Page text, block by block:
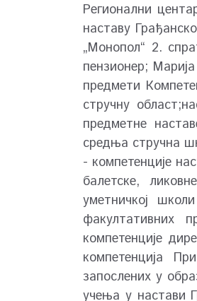
Регионални
наставу
„Монопол“ 2.
пензионер;
предмети
стручну
предметне
средња стручна
- компетенције
балетске,
уметничкој
факултативних
компетенције
компетенција
запослених у
учења у настави